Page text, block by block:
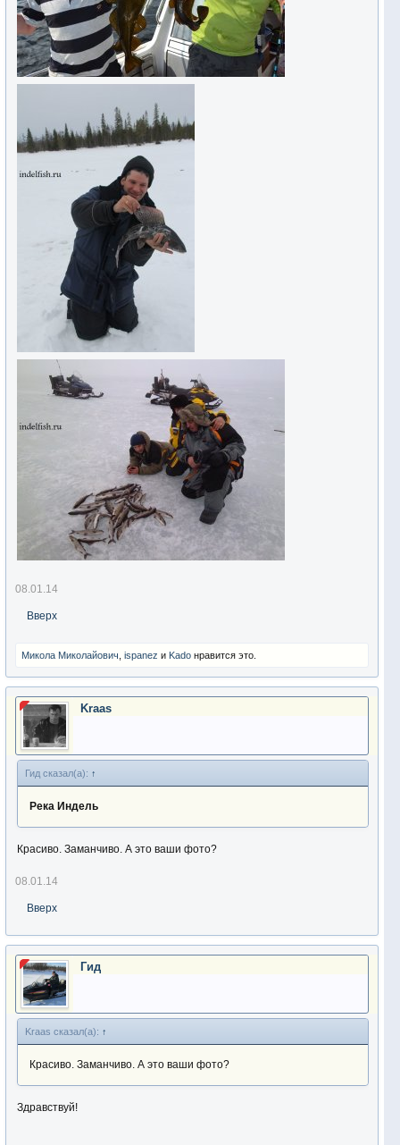
08.01.14
Вверх
Микола Миколайович ispanez и Kado нравится это.
Kraas
Гид сказал(а): ↑
Река Индель
Красиво. Заманчиво. А это ваши фото?
08.01.14
Вверх
Гид
Kraas сказал(а): ↑
Красиво. Заманчиво. А это ваши фото?
Здравствуй!